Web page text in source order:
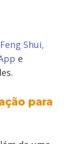
Shui,
e
para